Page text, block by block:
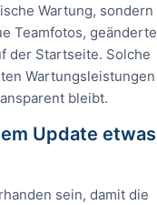
Wartung, sondern
Teamfotos, geänderte
der Startseite. Solche
Wartungsleistungen
bleibt.
Update etwas
sein, damit die